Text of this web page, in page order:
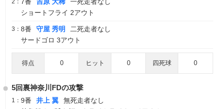
2：
ショートフライ 2アウト
3： 8番 守屋 秀明
二死走者なし
サードゴロ 3アウト
得点 0 ヒット 0 四死球 0
5回裏神奈川FDの攻撃
1： 9番 井上 翼
無死走者なし